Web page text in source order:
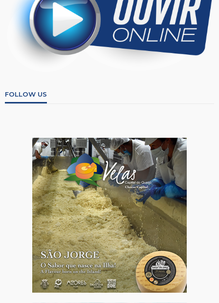
FOLLOW US